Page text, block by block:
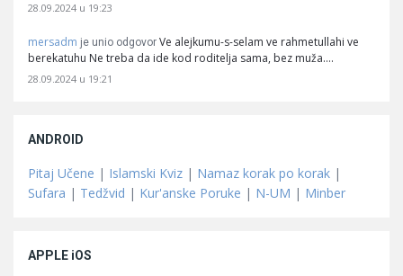
28.09.2024 u 19:23
mersadm je unio odgovor Ve alejkumu-s-selam ve rahmetullahi ve
berekatuhu Ne treba da ide kod roditelja sama, bez muža.…
28.09.2024 u 19:21
ANDROID
Pitaj Učene | Islamski Kviz | Namaz korak po korak |
Sufara | Tedžvid | Kur'anske Poruke | N-UM | Minber
APPLE iOS